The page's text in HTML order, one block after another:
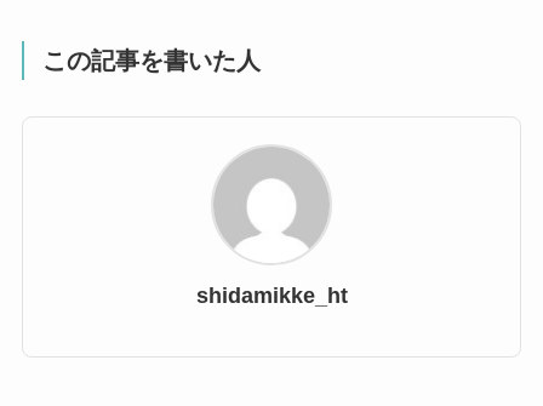
この記事を書いた人
shidamikke_ht